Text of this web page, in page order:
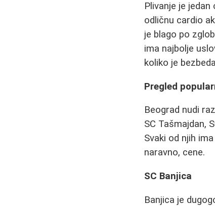
Plivanje je
odličnu cardio
je blago po
ima najbolje
koliko je
Pregled
Beograd nudi
SC Tašmajdan,
Svaki od njih
naravno, cene.
SC Banjica
Banjica je